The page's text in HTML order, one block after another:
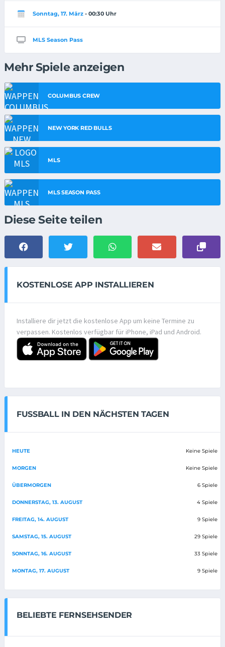
Sonntag, 17. März - 00:30 Uhr
MLS Season Pass
Mehr Spiele anzeigen
COLUMBUS CREW
NEW YORK RED BULLS
MLS
MLS SEASON PASS
Diese Seite teilen
KOSTENLOSE APP INSTALLIEREN
Installiere dir jetzt die kostenlose App um keine Termine zu
verpassen. Kostenlos verfügbar für iPhone, iPad und Android.
FUSSBALL IN DEN NÄCHSTEN TAGEN
HEUTE Keine Spiele
MORGEN Keine Spiele
ÜBERMORGEN 6 Spiele
DONNERSTAG, 13. AUGUST 4 Spiele
FREITAG, 14. AUGUST 9 Spiele
SAMSTAG, 15. AUGUST 29 Spiele
SONNTAG, 16. AUGUST 33 Spiele
MONTAG, 17. AUGUST 9 Spiele
BELIEBTE FERNSEHSENDER